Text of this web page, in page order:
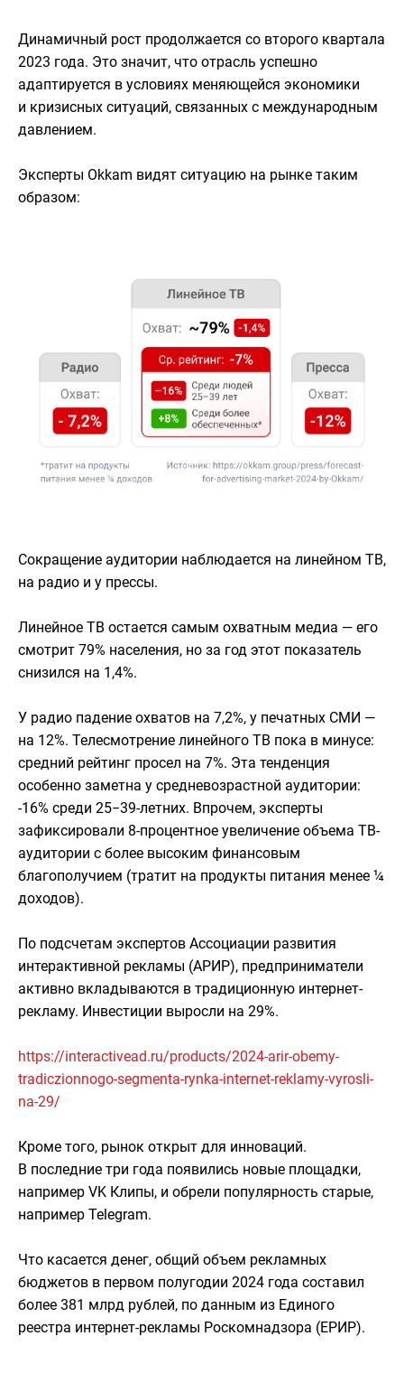
Динамичный рост продолжается со второго квартала
2023 года. Это значит, что отрасль успешно
адаптируется в условиях меняющейся экономики
и кризисных ситуаций, связанных с международным
давлением.
Эксперты Okkam видят ситуацию на рынке таким
образом:
Сокращение аудитории наблюдается на линейном ТВ,
на радио и у прессы.
Линейное ТВ остается самым охватным медиа — его
смотрит 79% населения, но за год этот показатель
снизился на 1,4%.
У радио падение охватов на 7,2%, у печатных СМИ —
на 12%. Телесмотрение линейного ТВ пока в минусе:
средний рейтинг просел на 7%. Эта тенденция
особенно заметна у средневозрастной аудитории:
-16% среди 25−39-летних. Впрочем, эксперты
зафиксировали 8-процентное увеличение объема ТВ-
аудитории с более высоким финансовым
благополучием (тратит на продукты питания менее ¼
доходов).
По подсчетам экспертов Ассоциации развития
интерактивной рекламы (АРИР), предприниматели
активно вкладываются в традиционную интернет-
рекламу. Инвестиции выросли на 29%.
https://interactivead.ru/products/2024-arir-obemy-
tradiczionnogo-segmenta-rynka-internet-reklamy-vyrosli-
na-29/
Кроме того, рынок открыт для инноваций.
В последние три года появились новые площадки,
например VK Клипы, и обрели популярность старые,
например Telegram.
Что касается денег, общий объем рекламных
бюджетов в первом полугодии 2024 года составил
более 381 млрд рублей, по данным из Единого
реестра интернет-рекламы Роскомнадзора (ЕРИР).